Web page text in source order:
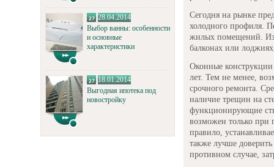
28.04.2014
Выбор ванны: особенности
и основные
характеристики
18.01.2014
Выгодная ипотека под
новостройку
Сегодня на рынке
холодного профиля.
жилых помещений.
балконах или
Оконные конструкции
лет. Тем не менее,
срочного ремонта.
наличие трещин на
функционирующие
возможен только при
правило,
также лучше
противном случае,